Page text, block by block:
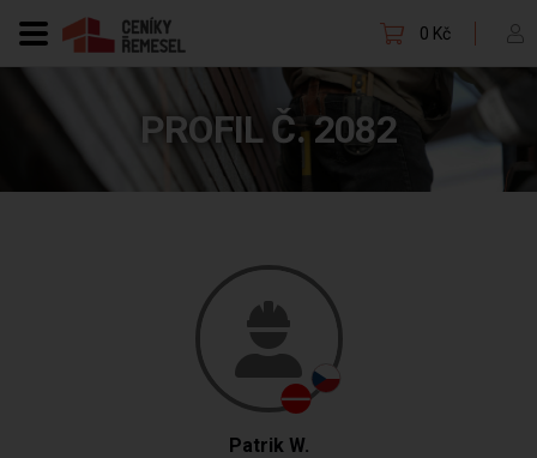
0 Kč
PROFIL Č. 2082
Patrik W.